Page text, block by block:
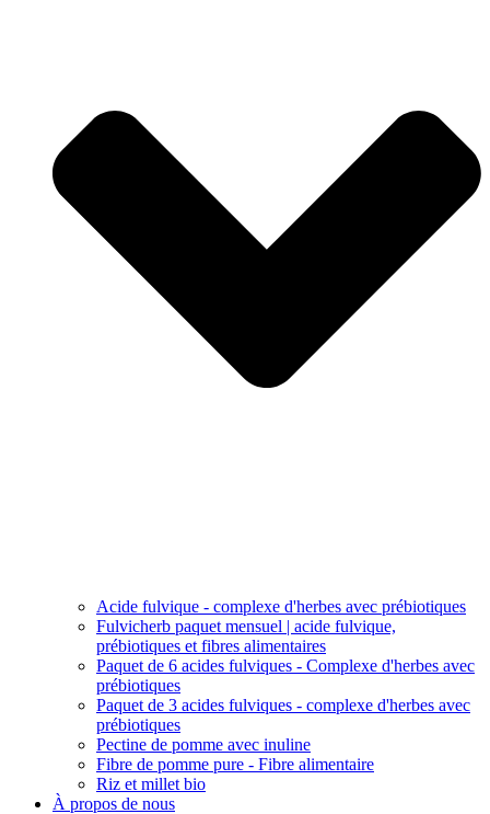
Acide fulvique - complexe d'herbes avec prébiotiques
Fulvicherb paquet mensuel | acide fulvique,
prébiotiques et fibres alimentaires
Paquet de 6 acides fulviques - Complexe d'herbes avec
prébiotiques
Paquet de 3 acides fulviques - complexe d'herbes avec
prébiotiques
Pectine de pomme avec inuline
Fibre de pomme pure - Fibre alimentaire
Riz et millet bio
À propos de nous